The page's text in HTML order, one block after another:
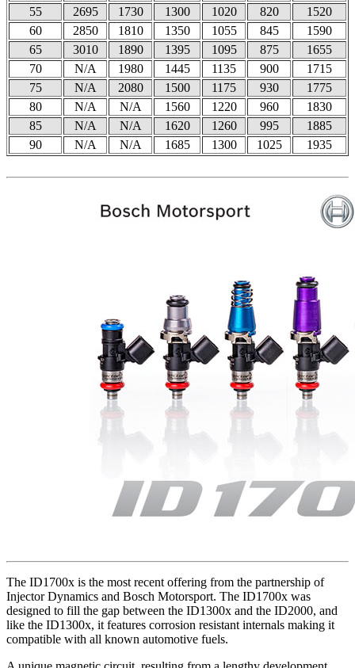
55
2695 1730 1300 1020 820
1520
60
2850 1810 1350 1055 845
1590
65
3010 1890 1395 1095 875
1655
70
N/A 1980 1445 1135 900
1715
75
N/A 2080 1500 1175 930
1775
80
N/A N/A 1560 1220 960
1830
85
N/A N/A 1620 1260 995
1885
90
N/A N/A 1685 1300 1025 1935
The ID1700x is the most recent offering from the partnership of
Injector Dynamics and Bosch Motorsport. The ID1700x was
designed to fill the gap between the ID1300x and the ID2000, and
like the ID1300x, it features corrosion resistant internals making it
compatible with all known automotive fuels.